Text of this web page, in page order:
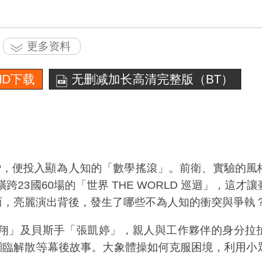
更多资料
下载 无删减加长高清完整版（BT）
便投入顯為
知的「數學搖滾」。前衛、實驗的風
23國60場的「世界 THE WORLD 巡迴」，這才讓
亮麗演出背後，發生了哪些不為人知的衝突與爭執
」及貝斯手「張凱婷」，親人與工作夥伴的身分拉
解散
幕後故事。大象體操如何克服困境，利用小